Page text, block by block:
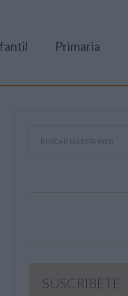
Primaria
SUSCRIBETE